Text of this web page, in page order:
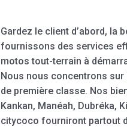
Gardez le client d’abord, la
fournissons des services
motos tout-terrain à
Nous nous concentrons sur
de première classe. Nos
Kankan, Manéah, Dubréka,
citycoco fourniront partout